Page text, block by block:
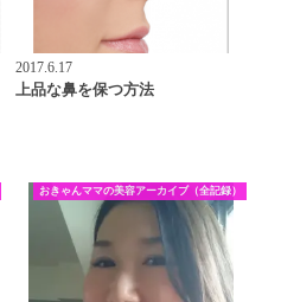
2017.6.17
上品な鼻を保つ方法
おきゃんママの美容アーカイブ（全記録）